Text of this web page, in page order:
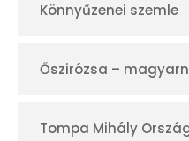
Könnyűzenei szemle
Őszirózsa –
Tompa Mihály